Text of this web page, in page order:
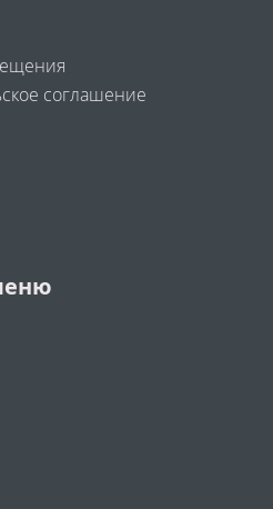
соглашение